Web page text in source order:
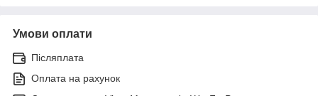
Умови оплати
Післяплата
Оплата на рахунок